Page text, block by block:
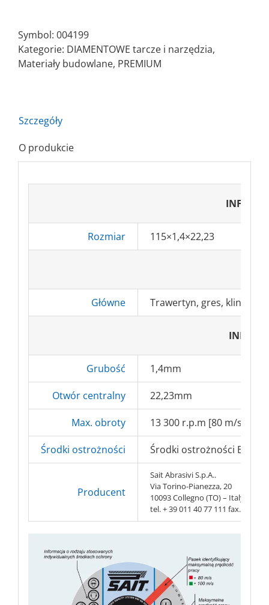
Piła
diamentowa/turbo
Symbol: 004199
Kategorie: DIAMENTOWE tarcze i narzędzia,
Materiały budowlane, PREMIUM
Szczegóły
O produkcie
Rozmiar 115×1,4×22,23
Główne Trawertyn, gres, klinkier,
Grubość 1,4mm
Otwór centralny 22,23mm
Max. obroty 13 300 r.p.m [80 m/s]
Środki ostrożności Środki ostrożności BHP
Producent
Sait Abrasivi S.p.A..
Via Torino-Pianezza, 20
10093 Collegno (TO) – Italy
tel. + 39 011 40 77 111 fax. + 39